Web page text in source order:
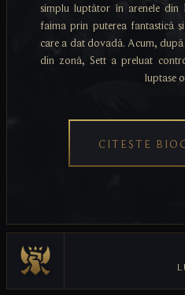
simplu luptător în arenele din
faima prin puterea fantastică
care a dat dovadă. Acum,
din zonă, Sett a preluat
luptase
CITEȘTE